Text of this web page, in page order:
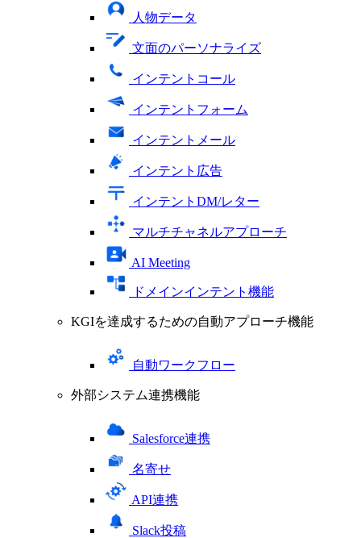
人物データ
文面のパーソナライズ
インテントコール
インテントフォーム
インテントメール
インテント広告
インテントDM/レター
マルチチャネルアプローチ
AI Meeting
ドメインインテント機能
KGIを達成するための自動アプローチ機能
自動ワークフロー
外部システム連携機能
Salesforce連携
名寄せ
API連携
Slack投稿